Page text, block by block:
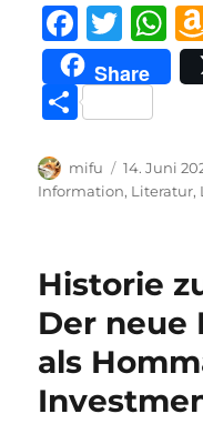
F
a
c
e
b
o
k
T
w
it
te
r
W
h
at
A
p
Share
T
le
n
Autor
mifu
am
14. Juni
Information, Literatur,
Historie
Der neue
als